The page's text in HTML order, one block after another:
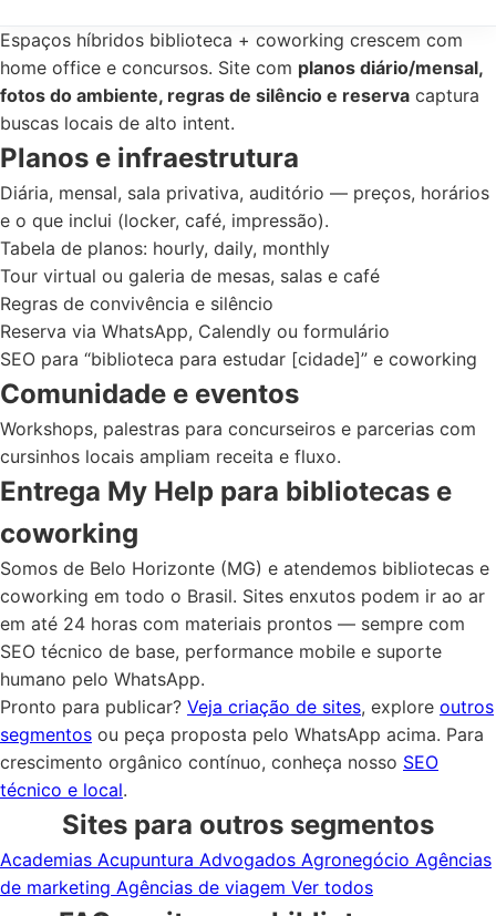
Espaços híbridos biblioteca + coworking crescem com
home office e concursos. Site com planos diário/mensal,
fotos do ambiente, regras de silêncio e reserva captura
buscas locais de alto intent.
Planos e infraestrutura
Diária, mensal, sala privativa, auditório — preços, horários
e o que inclui (locker, café, impressão).
Tabela de planos: hourly, daily, monthly
Tour virtual ou galeria de mesas, salas e café
Regras de convivência e silêncio
Reserva via WhatsApp, Calendly ou formulário
SEO para “biblioteca para estudar [cidade]” e coworking
Comunidade e eventos
Workshops, palestras para concurseiros e parcerias com
cursinhos locais ampliam receita e fluxo.
Entrega My Help para bibliotecas e
coworking
Somos de Belo Horizonte (MG) e atendemos bibliotecas e
coworking em todo o Brasil. Sites enxutos podem ir ao ar
em até 24 horas com materiais prontos — sempre com
SEO técnico de base, performance mobile e suporte
humano pelo WhatsApp.
Pronto para publicar? Veja criação de sites, explore outros
segmentos ou peça proposta pelo WhatsApp acima. Para
crescimento orgânico contínuo, conheça nosso SEO
técnico e local.
Sites para outros segmentos
Academias Acupuntura Advogados Agronegócio Agências
de marketing Agências de viagem Ver todos